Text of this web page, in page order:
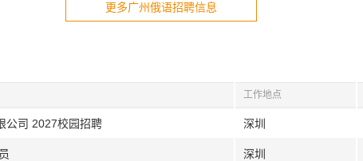
更多广州俄语招聘信息
工作地点
公司 2027校园招聘 深圳
深圳